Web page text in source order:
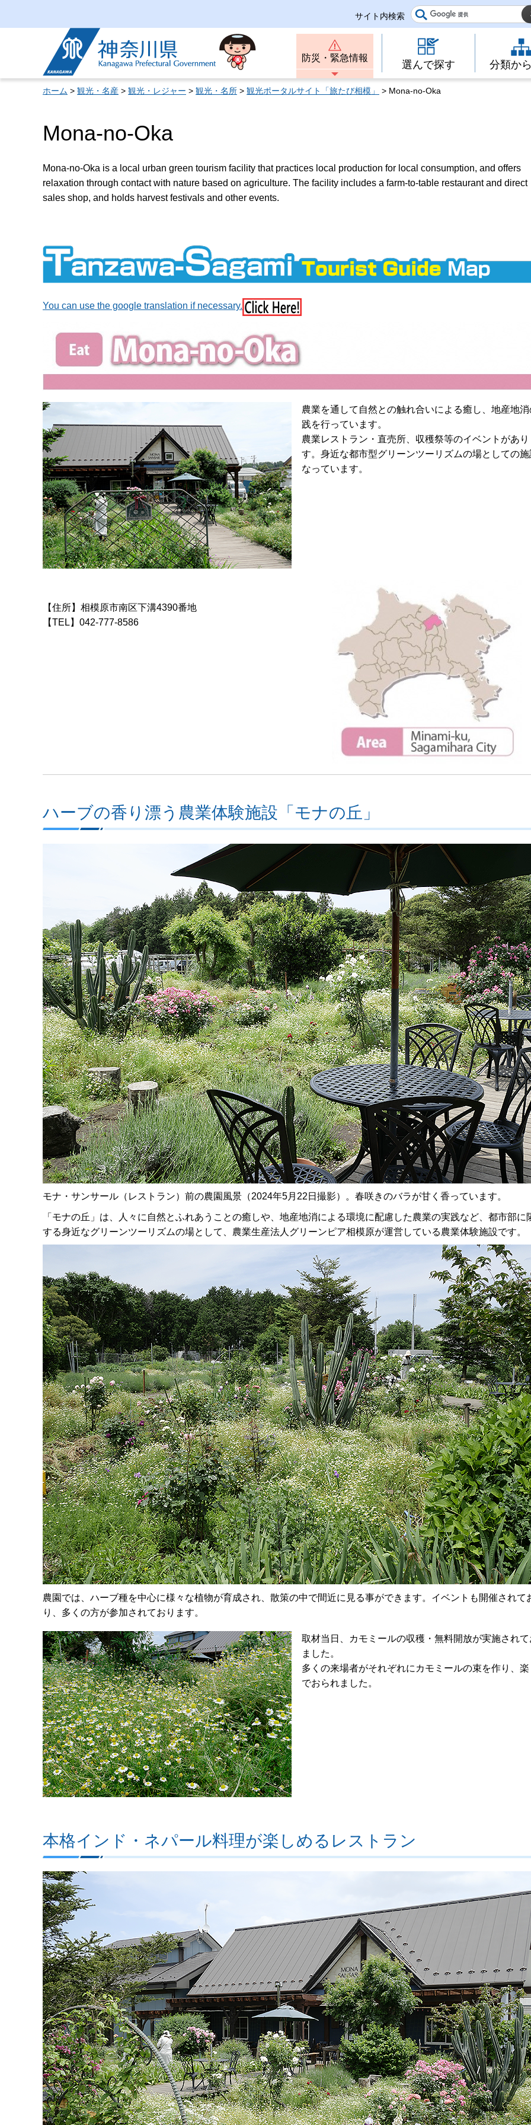
サイト内検索
神奈川県
防災・緊急情報
選んで探す 分類か
ホーム > 観光・名産 > 観光・レジャー > 観光・名所 > 観光ポータルサイト「旅たび相模」 > Mona-no-Oka
Mona-no-Oka
Mona-no-Oka is a local urban green tourism facility that practices local production for local consumption, and offers
relaxation through contact with nature based on agriculture. The facility includes a farm-to-table restaurant and direct
sales shop, and holds harvest festivals and other events.
You can use the google translation if necessary.
農業を通して自然との触れ合いによる癒し、地産地
践を行っています。
農業レストラン・直売所、収穫祭等のイベントがあり
す。身近な都市型グリーンツーリズムの場としての
なっています。
【住所】相模原市南区下溝4390番地
【TEL】042-777-8586
ハーブの香り漂う農業体験施設「モナの丘」
モナ・サンサール（レストラン）前の農園風景（2024年5月22日撮影）。春咲きのバラが甘く香っています。
「モナの丘」は、人々に自然とふれあうことの癒しや、地産地消による環境に配慮した農業の実践など、都市部に
する身近なグリーンツーリズムの場として、農業生産法人グリーンピア相模原が運営している農業体験施設です。
農園では、ハーブ種を中心に様々な植物が育成され、散策の中で間近に見る事ができます。イベントも開催されて
り、多くの方が参加されております。
取材当日、カモミールの収穫・無料開放が実施され
ました。
多くの来場者がそれぞれにカモミールの束を作り、
でおられました。
本格インド・ネパール料理が楽しめるレストラン